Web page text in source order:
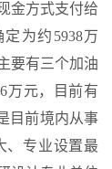
金方式支付给
为约5938万
要有三个加油
万元，目前有
目前境内从事
、专业设置最